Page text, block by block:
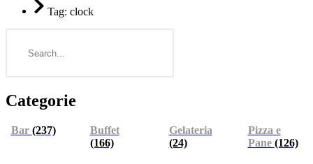
Tag: clock
Categorie
Bar (237)
Buffet
(166)
Gelateria
(24)
Pizza e
Pane (126)